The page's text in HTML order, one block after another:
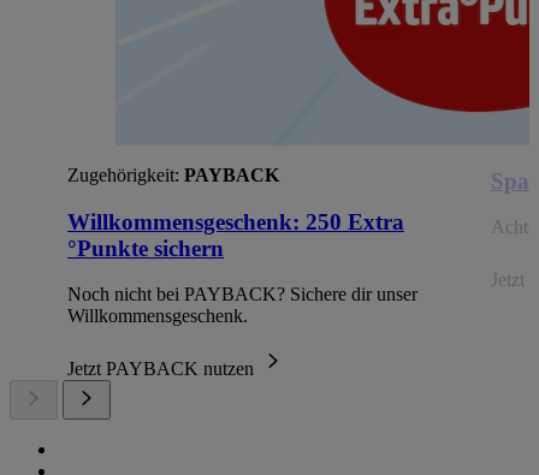
Zugehörigkeit: PAYBACK
Willkommensgeschenk: 250 Extra
°Punkte sichern
Noch nicht bei PAYBACK? Sichere dir unser
Willkommensgeschenk.
Jetzt PAYBACK nutzen
Jetzt